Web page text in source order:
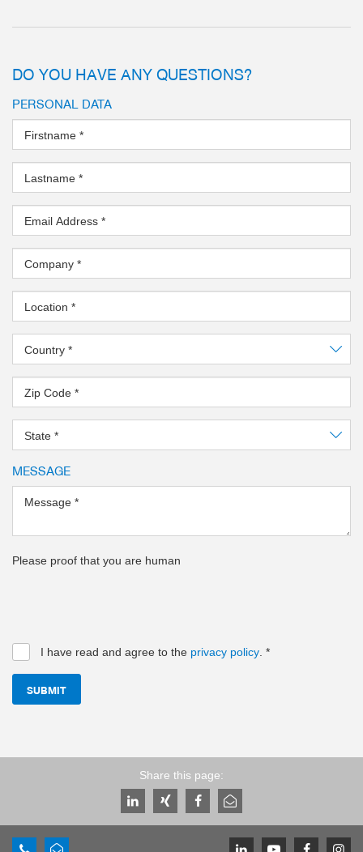
Largest stroke in small
logging on to the master
Industrial design
more
DO YOU HAVE ANY QUESTIONS?
PERSONAL DATA
Firstname *
Lastname *
Email Address *
Company *
Location *
Country *
Zip Code *
State *
MESSAGE
Message *
Please proof that you are human
I have read and agree to the privacy policy *
SUBMIT
Share this page: